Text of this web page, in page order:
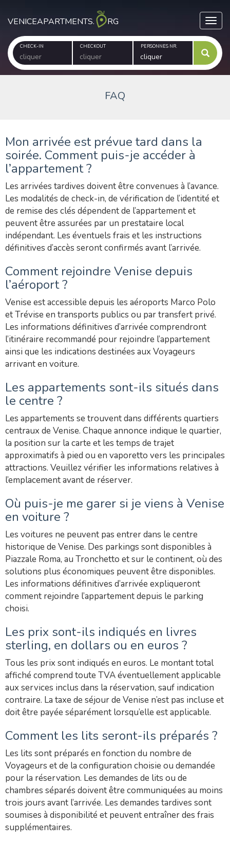
VENICEAPARTMENTS. RG
CHECK-IN CHECKOUT PERSONNES NR.
FAQ
Mon arrivée est prévue tard dans la
soirée. Comment puis-je accéder à
l’appartement ?
Les arrivées tardives doivent être convenues à l’avance.
Les modalités de check-in, de vérification de l’identité et
de remise des clés dépendent de l’appartement et
peuvent être assurées par un prestataire local
indépendant. Les éventuels frais et les instructions
définitives d’accès seront confirmés avant l’arrivée.
Comment rejoindre Venise depuis
l’aéroport ?
Venise est accessible depuis les aéroports Marco Polo
et Trévise en transports publics ou par transfert privé.
Les informations définitives d’arrivée comprendront
l’itinéraire recommandé pour rejoindre l’appartement
ainsi que les indications destinées aux Voyageurs
arrivant en voiture.
Les appartements sont-ils situés dans
le centre ?
Les appartements se trouvent dans différents quartiers
centraux de Venise. Chaque annonce indique le quartier,
la position sur la carte et les temps de trajet
approximatifs à pied ou en vaporetto vers les principales
attractions. Veuillez vérifier les informations relatives à
l’emplacement avant de réserver.
Où puis-je me garer si je viens à Venise
en voiture ?
Les voitures ne peuvent pas entrer dans le centre
historique de Venise. Des parkings sont disponibles à
Piazzale Roma, au Tronchetto et sur le continent, où des
solutions plus économiques peuvent être disponibles.
Les informations définitives d’arrivée expliqueront
comment rejoindre l’appartement depuis le parking
choisi.
Les prix sont-ils indiqués en livres
sterling, en dollars ou en euros ?
Tous les prix sont indiqués en euros. Le montant total
affiché comprend toute TVA éventuellement applicable
aux services inclus dans la réservation, sauf indication
contraire. La taxe de séjour de Venise n’est pas incluse et
doit être payée séparément lorsqu’elle est applicable.
Comment les lits seront-ils préparés ?
Les lits sont préparés en fonction du nombre de
Voyageurs et de la configuration choisie ou demandée
pour la réservation. Les demandes de lits ou de
chambres séparés doivent être communiquées au moins
trois jours avant l’arrivée. Les demandes tardives sont
soumises à disponibilité et peuvent entraîner des frais
supplémentaires.